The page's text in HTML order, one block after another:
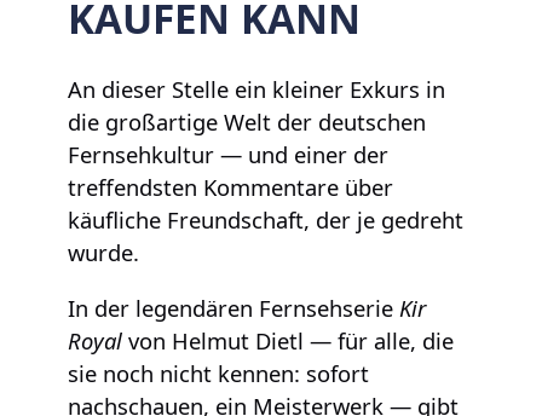
KAUFEN KANN
An dieser Stelle ein kleiner Exkurs in
die großartige Welt der deutschen
Fernsehkultur — und einer der
treffendsten Kommentare über
käufliche Freundschaft, der je gedreht
wurde.
In der legendären Fernsehserie Kir
Royal von Helmut Dietl — für alle, die
sie noch nicht kennen: sofort
nachschauen, ein Meisterwerk — gibt